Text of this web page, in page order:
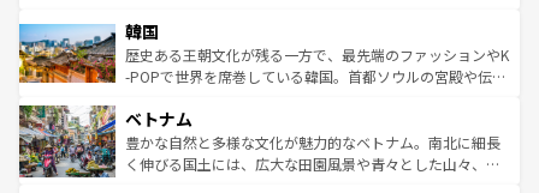
ワイを、存分に味わってほしい。 なお、新着のハワイ情報
はコンテンツ一覧を参照してほしい。
いる。アクティビティも充実しており、サーフィンやダイ
ビング、ハイキングなど、アウトドア好きにはたまらな
い。オーストラリアの多彩な魅力を存分に味わいつくそ
参照してほしい。
ン）、静ひつな山岳地帯である台湾東部など、都市の喧騒
と山間の静けさが共存しており、訪れる人に新しい発見と
驚きをもたらしてくれる。また、奥深い台湾の食文化も魅
容にもいいと評判のスイーツなど、バラエティ豊かな料理
が味わえる。 なお、新着の台湾情報は コンテンツ一覧を参
照してほしい。
韓国
歴史ある王朝文化が残る一方で、最先端のファッションやK
-POPで世界を席巻している韓国。首都ソウルの宮殿や伝統
き、地方に足を延ばせば四季折々の自然美を楽しむことが
できる。そして、キムチや焼肉、絶品のストリートフード
まで、さまざまな韓国料理が待っている。夜には、韓国な
ベトナム
豊かな自然と多様な文化が魅力的なベトナム。南北に細長
く伸びる国土には、広大な田園風景や青々とした山々、世